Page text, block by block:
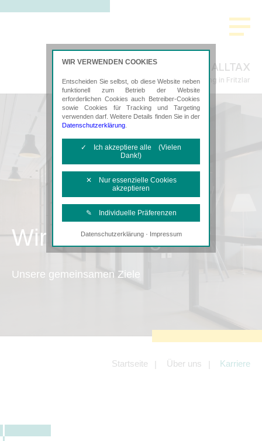
ALLTAX
Steuerberatung in Fritzlar
Wir als Arbeitgeber
Unsere gemeinsamen Ziele
Startseite Über uns Karriere
WIR VERWENDEN COOKIES
Entscheiden Sie selbst, ob diese Website neben
funktionell zum Betrieb der Website
erforderlichen Cookies auch Betreiber-Cookies
sowie Cookies für Tracking und Targeting
verwenden darf. Weitere Details finden Sie in der
Datenschutzerklärung
✓ Ich akzeptiere alle (Vielen
Dank!)
✕ Nur essenzielle Cookies
akzeptieren
✎ Individuelle Präferenzen
Notwendige Cookies
Diese Cookies sind erforderlich, um die
Angebotes einschließlich der
Angeboten von z.B. Facebook und
Datenschutzerklärung· Impressum